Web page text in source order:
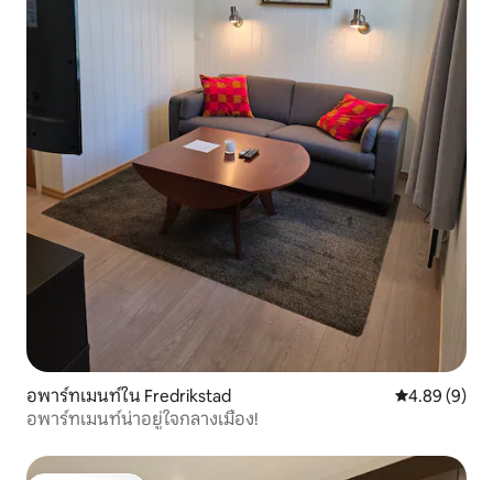
อพาร์ทเมนท์ใน Fredrikstad คะแนนเฉลี่ย
4.89 (9)
อพาร์ทเมนท์น่าอยู่ใจกลางเมือง!